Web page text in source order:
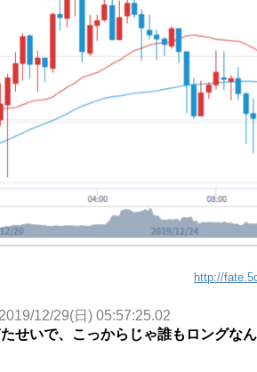
http://
2019/12/29(日) 05:57:25.02
せいで、こっからじゃ誰もロングな